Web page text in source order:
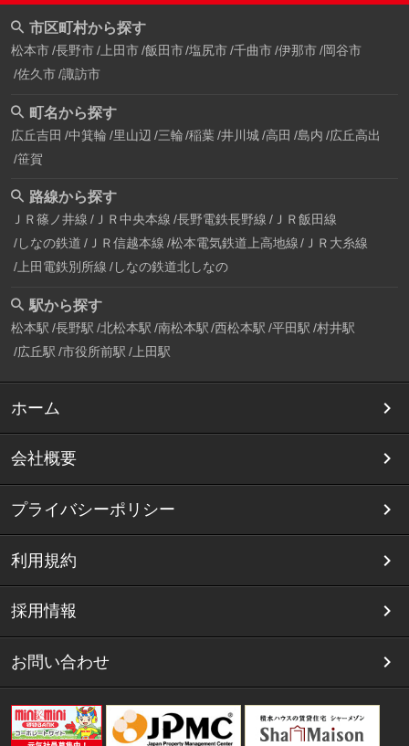
市区町村から探す
松本市 長野市 上田市 飯田市 塩尻市 千曲市 伊那市 岡谷市
佐久市 諏訪市
町名から探す
広丘吉田 中箕輪 里山辺 三輪 稲葉 井川城 高田 島内 広丘高出
笹賀
路線から探す
ＪＲ篠ノ井線 ＪＲ中央本線 長野電鉄長野線 ＪＲ飯田線
しなの鉄道 ＪＲ信越本線 松本電気鉄道上高地線
ＪＲ大糸線
上田電鉄別所線 しなの鉄道北しなの
駅から探す
松本駅 長野駅 北松本駅 南松本駅 西松本駅 平田駅 村井駅
広丘駅 市役所前駅 上田駅
ホーム
会社概要
プライバシーポリシー
利用規約
採用情報
お問い合わせ